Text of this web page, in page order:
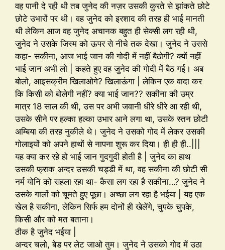
वह पानी दे रही थी तब जुनेद की नज़र उसकी कुरते से झांकते छोटे
छोटे उभारों पर थी। वह जुनेद को इरशाद की तरह ही भाई मानती
थी लेकिन आज वह जुनेद अचानक बहुत ही सेक्सी लग रही थी,
जुनेद ने उसके जिस्म को ऊपर से नीचे तक देखा। जुनेद ने उससे
कहा- सकीना, आज भाई जान की गोदी में नहीं बैठोगी? क्यों नहीं
भाई जान अभी लो | कहते हुए वह जुनेद की गोदी में बैठ गई। अब
बोलो, आइसक्रीम खिलाओगे? खिलाऊंगा | लेकिन एक वादा कर
कि किसी को बोलेगी नहीं? क्या भाई जान?? सकीना की उम्र
मात्र 18 साल की थी, उस पर अभी जवानी धीरे धीरे आ रही थी,
उसके सीने पर हल्का हल्का उभार आने लगा था, उसके स्तन छोटी
अम्बिया की तरह नुकीले थे। जुनेद ने उसको गोद में लेकर उसकी
गोलाइयों को अपने हाथों से नापना शुरू कर दिया। ही ही ही..|||
यह क्या कर रहे हो भाई जान गुदगुदी होती है | जुनेद का हाथ
उसकी फ्राक अन्दर उसकी चड्डी में था, वह सकीना की छोटी सी
नर्म योनि को सहला रहा था- कैसा लग रहा है सकीना…? जुनेद ने
उसके गालों को चूमते हुए पूछा। अच्छा लग रहा है भईया | यह एक
खेल है सकीना, लेकिन सिर्फ हम दोनों ही खेलेंगे, चुपके चुपके,
किसी और को मत बताना।
ठीक है जुनेद भईया |
अन्दर चलो, बेड पर लेट जाओ तुम। जुनेद ने उसको गोद में उठा